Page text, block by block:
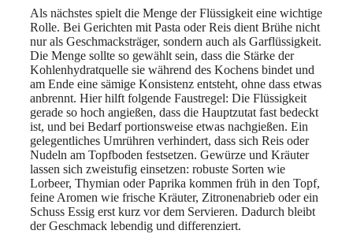
Als nächstes spielt die Menge der Flüssigkeit eine wichtige
Rolle. Bei Gerichten mit Pasta oder Reis dient Brühe nicht
nur als Geschmacksträger, sondern auch als Garflüssigkeit.
Die Menge sollte so gewählt sein, dass die Stärke der
Kohlenhydratquelle sie während des Kochens bindet und
am Ende eine sämige Konsistenz entsteht, ohne dass etwas
anbrennt. Hier hilft folgende Faustregel: Die Flüssigkeit
gerade so hoch angießen, dass die Hauptzutat fast bedeckt
ist, und bei Bedarf portionsweise etwas nachgießen. Ein
gelegentliches Umrühren verhindert, dass sich Reis oder
Nudeln am Topfboden festsetzen. Gewürze und Kräuter
lassen sich zweistufig einsetzen: robuste Sorten wie
Lorbeer, Thymian oder Paprika kommen früh in den Topf,
feine Aromen wie frische Kräuter, Zitronenabrieb oder ein
Schuss Essig erst kurz vor dem Servieren. Dadurch bleibt
der Geschmack lebendig und differenziert.